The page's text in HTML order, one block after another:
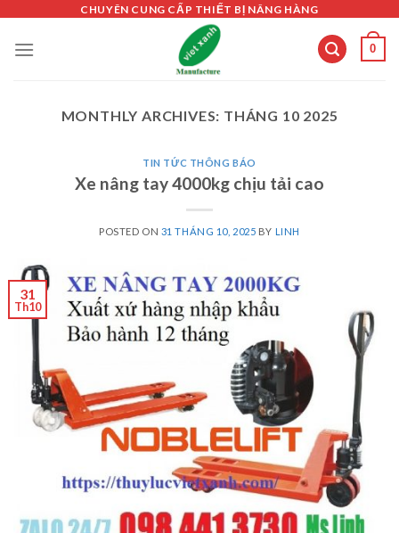
content
CHUYÊN CUNG CẤP THIẾT BỊ NÂNG HÀNG
0
MONTHLY ARCHIVES: THÁNG 10 2025
TIN TỨC THÔNG BÁO
Xe nâng tay 4000kg chịu tải cao
POSTED ON 31 THÁNG 10, 2025 BY LINH
31
Th10